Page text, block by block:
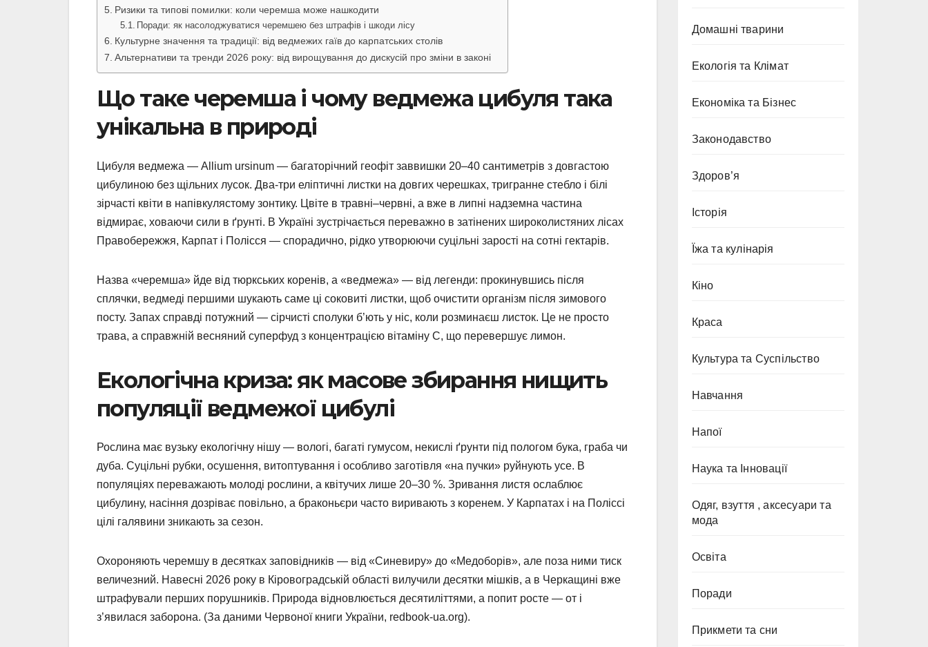
Ризики та типові помилки: коли черемша може нашкодити
Поради: як насолоджуватися черемшею без штрафів і шкоди лісу
Культурне значення та традиції: від ведмежих гаїв до карпатських столів
Альтернативи та тренди 2026 року: від вирощування до дискусій про зміни в законі
Що таке черемша і чому ведмежа цибуля така
унікальна в природі
Цибуля ведмежа — Allium ursinum — багаторічний геофіт заввишки 20–40 сантиметрів з довгастою
цибулиною без щільних лусок. Два-три еліптичні листки на довгих черешках, тригранне стебло і білі
зірчасті квіти в напівкулястому зонтику. Цвіте в травні–червні, а вже в липні надземна частина
відмирає, ховаючи сили в ґрунті. В Україні зустрічається переважно в затінених широколистяних лісах
Правобережжя, Карпат і Полісся — спорадично, рідко утворюючи суцільні зарості на сотні гектарів.
Назва «черемша» йде від тюркських коренів, а «ведмежа» — від легенди: прокинувшись після
сплячки, ведмеді першими шукають саме ці соковиті листки, щоб очистити організм після зимового
посту. Запах справді потужний — сірчисті сполуки б’ють у ніс, коли розминаєш листок. Це не просто
трава, а справжній весняний суперфуд з концентрацією вітаміну C, що перевершує лимон.
Екологічна криза: як масове збирання нищить
популяції ведмежої цибулі
Рослина має вузьку екологічну нішу — вологі, багаті гумусом, некислі ґрунти під пологом бука, граба чи
дуба. Суцільні рубки, осушення, витоптування і особливо заготівля «на пучки» руйнують усе. В
популяціях переважають молоді рослини, а квітучих лише 20–30 %. Зривання листя ослаблює
цибулину, насіння дозріває повільно, а браконьєри часто виривають з коренем. У Карпатах і на Поліссі
цілі галявини зникають за сезон.
Охороняють черемшу в десятках заповідників — від «Синевиру» до «Медоборів», але поза ними тиск
величезний. Навесні 2026 року в Кіровоградській області вилучили десятки мішків, а в Черкащині вже
штрафували перших порушників. Природа відновлюється десятиліттями, а попит росте — от і
з’явилася заборона. (За даними Червоної книги України, redbook-ua.org).
Домашні тварини
Екологія та Клімат
Економіка та Бізнес
Законодавство
Здоров’я
Історія
Їжа та кулінарія
Кіно
Краса
Культура та Суспільство
Навчання
Напої
Наука та Інновації
Одяг, взуття , аксесуари та
мода
Освіта
Поради
Прикмети та сни